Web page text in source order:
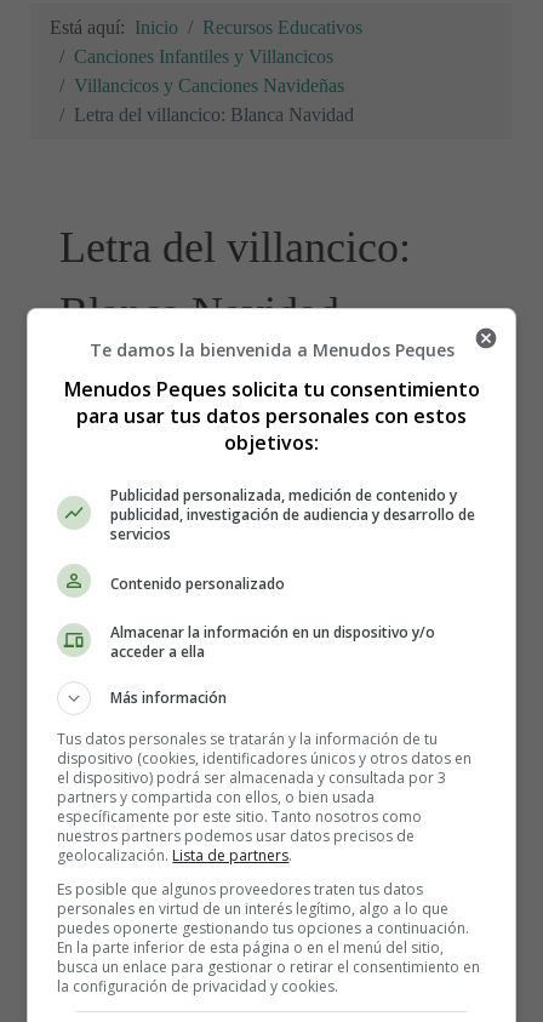
Está aquí: Inicio
Recursos Educativos
Canciones Infantiles y Villancicos
Villancicos y Canciones Navideñas
Letra del villancico: Blanca Navidad
Letra del villancico:
Blanca Navidad
Letra y vídeo del villancico:
Blanca Navidad
Te damos la bienvenida a Menudos Peques
Menudos Peques solicita tu consentimiento
para usar tus datos personales con estos
objetivos:
Publicidad personalizada, medición de contenido y
publicidad, investigación de audiencia y desarrollo de
servicios
Contenido personalizado
Almacenar la información en un dispositivo y/o
acceder a ella
Más información
Tus datos personales se tratarán y la información de tu
dispositivo (cookies, identificadores únicos y otros datos en
el dispositivo) podrá ser almacenada y consultada por 3
partners y compartida con ellos, o bien usada
específicamente por este sitio. Tanto nosotros como
nuestros partners podemos usar datos precisos de
geolocalización. Lista de partners.
Es posible que algunos proveedores traten tus datos
personales en virtud de un interés legítimo, algo a lo que
puedes oponerte gestionando tus opciones a continuación.
En la parte inferior de esta página o en el menú del sitio,
busca un enlace para gestionar o retirar el consentimiento en
la configuración de privacidad y cookies.